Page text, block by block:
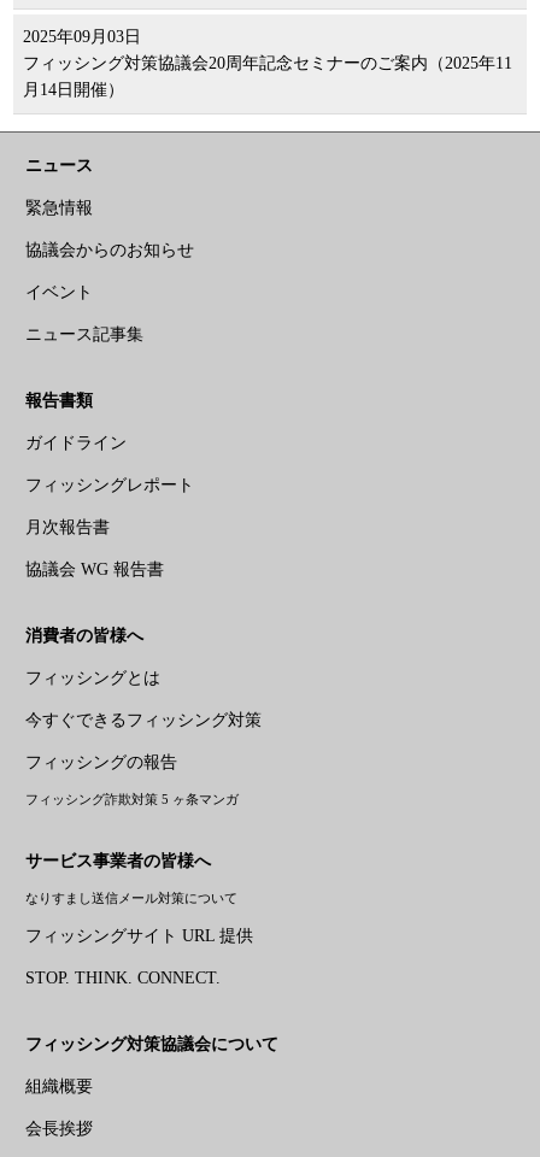
2025年09月03日
フィッシング対策協議会20周年記念セミナーのご案内（2025年11
月14日開催）
ニュース
緊急情報
協議会からのお知らせ
イベント
ニュース記事集
報告書類
ガイドライン
フィッシングレポート
月次報告書
協議会 WG 報告書
消費者の皆様へ
フィッシングとは
今すぐできるフィッシング対策
フィッシングの報告
フィッシング詐欺対策 5 ヶ条マンガ
サービス事業者の皆様へ
なりすまし送信メール対策について
フィッシングサイト URL 提供
STOP. THINK. CONNECT.
フィッシング対策協議会について
組織概要
会長挨拶